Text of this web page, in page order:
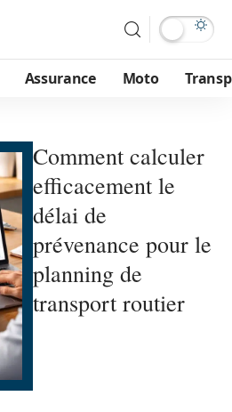
Assurance Moto
Comment calculer
efficacement le
délai de
prévenance pour le
planning de
transport routier